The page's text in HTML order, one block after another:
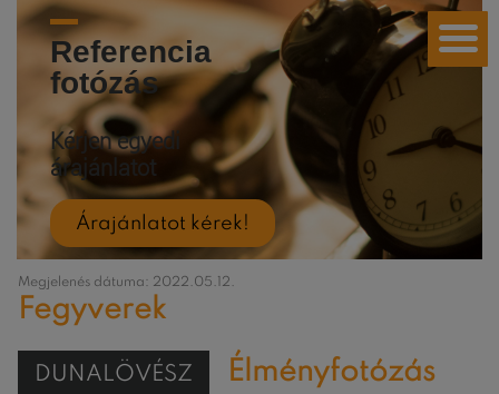
Referencia
fotózás
Kérjen egyedi
árajánlatot
Árajánlatot kérek!
Megjelenés dátuma: 2022.05.12.
Fegyverek
DUNALÖVÉSZ Élményfotózás